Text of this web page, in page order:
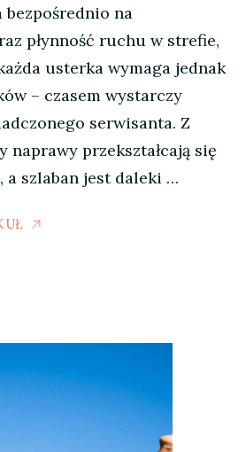
bezpośrednio na
płynność ruchu w strefie,
usterka wymaga jednak
– czasem wystarczy
serwisanta. Z
naprawy przekształcają się
a szlaban jest daleki …